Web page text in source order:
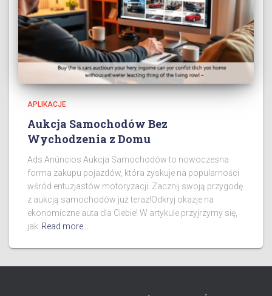
APLIKACJE
Aukcja Samochodów Bez
Wychodzenia z Domu
Ads Anúncios Aukcja Samochodów to nowoczesna
forma zakupu pojazdów, która zyskuje na popularności
wśród entuzjastów motoryzacji. Zacznij swoją przygodę
z aukcją samochodów już teraz!Odkryj okazje na
ekonomiczne auta dla Ciebie! W artykule przyjrzymy się,
jak Read more…